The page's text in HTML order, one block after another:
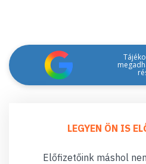
LEGYEN ÖN IS
Előfizetőink máshol